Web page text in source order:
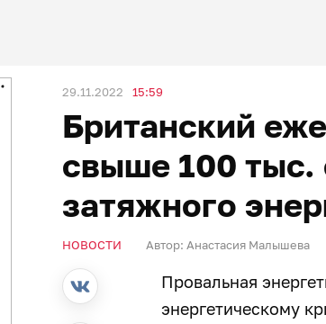
29.11.2022 15:59
Британский
свыше 100 тыс.
затяжного
НОВОСТИ Автор: Анастасия Малышева
Провальная
энергетическому